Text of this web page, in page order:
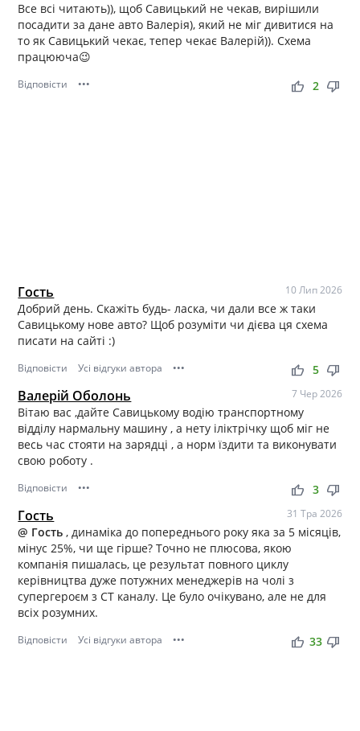
Все всі читають)), щоб Савицький не чекав, вирішили
посадити за дане авто Валерія), який не міг дивитися на
то як Савицький чекає, тепер чекає Валерій)). Схема
працююча😉
Відповісти ••• thumb_up thumb_down
2
Гость 10 Лип 2026
Добрий день. Скажіть будь- ласка, чи дали все ж таки
Савицькому нове авто? Щоб розуміти чи дієва ця схема
писати на сайті :)
Відповісти Усі відгуки автора ••• thumb_up thumb_down
5
Валерій Оболонь 7 Чер 2026
Вітаю вас ,дайте Савицькому водію транспортному
відділу нармальну машину , а нету іліктрічку щоб міг не
весь час стояти на зарядці , а норм їздити та виконувати
свою роботу .
Відповісти ••• thumb_up thumb_down
3
Гость 31 Тра 2026
@ Гость, динаміка до попереднього року яка за 5 місяців,
мінус 25%, чи ще гірше? Точно не плюсова, якою
компанія пишалась, це результат повного циклу
керівництва дуже потужних менеджерів на чолі з
супергероєм з СТ каналу. Це було очікувано, але не для
всіх розумних.
Відповісти Усі відгуки автора ••• thumb_up thumb_down
33